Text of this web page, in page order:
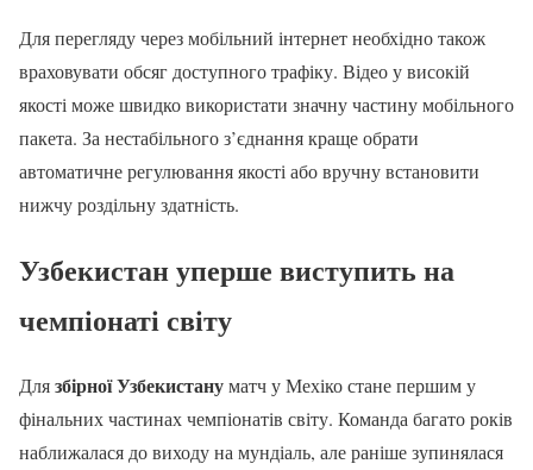
Для перегляду через мобільний інтернет необхідно також
враховувати обсяг доступного трафіку. Відео у високій
якості може швидко використати значну частину мобільного
пакета. За нестабільного з’єднання краще обрати
автоматичне регулювання якості або вручну встановити
нижчу роздільну здатність.
Узбекистан уперше виступить на
чемпіонаті світу
Длязбірної Узбекистануматч у Мехіко стане першим у
фінальних частинах чемпіонатів світу. Команда багато років
наближалася до виходу на мундіаль, але раніше зупинялася